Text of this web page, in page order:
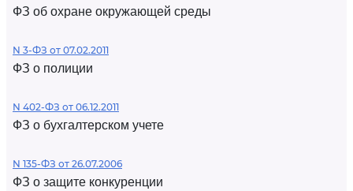
ФЗ об охране окружающей среды
N 3-ФЗ от 07.02.2011
ФЗ о полиции
N 402-ФЗ от 06.12.2011
ФЗ о бухгалтерском учете
N 135-ФЗ от 26.07.2006
ФЗ о защите конкуренции